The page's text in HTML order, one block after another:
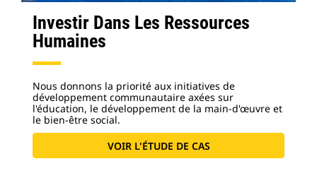
Investir Dans Les Ressources
Humaines
Nous donnons la priorité aux initiatives de
développement communautaire axées sur
l'éducation, le développement de la main-d'œuvre et
le bien-être social.
VOIR L'ÉTUDE DE CAS